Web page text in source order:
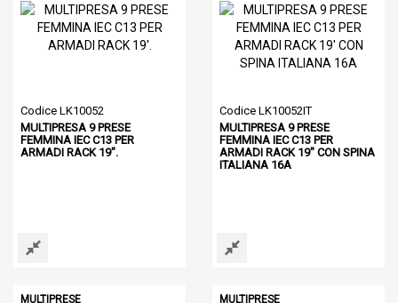
Codice LK10052
MULTIPRESA 9 PRESE
FEMMINA IEC C13 PER
ARMADI RACK 19".
Codice LK10052IT
MULTIPRESA 9 PRESE
FEMMINA IEC C13 PER
ARMADI RACK 19" CON SPINA
ITALIANA 16A
MULTIPRESE MULTIPRESE